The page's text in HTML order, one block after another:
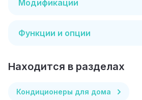
Модификации
Функции и опции
Находится в разделах
Кондиционеры для дома